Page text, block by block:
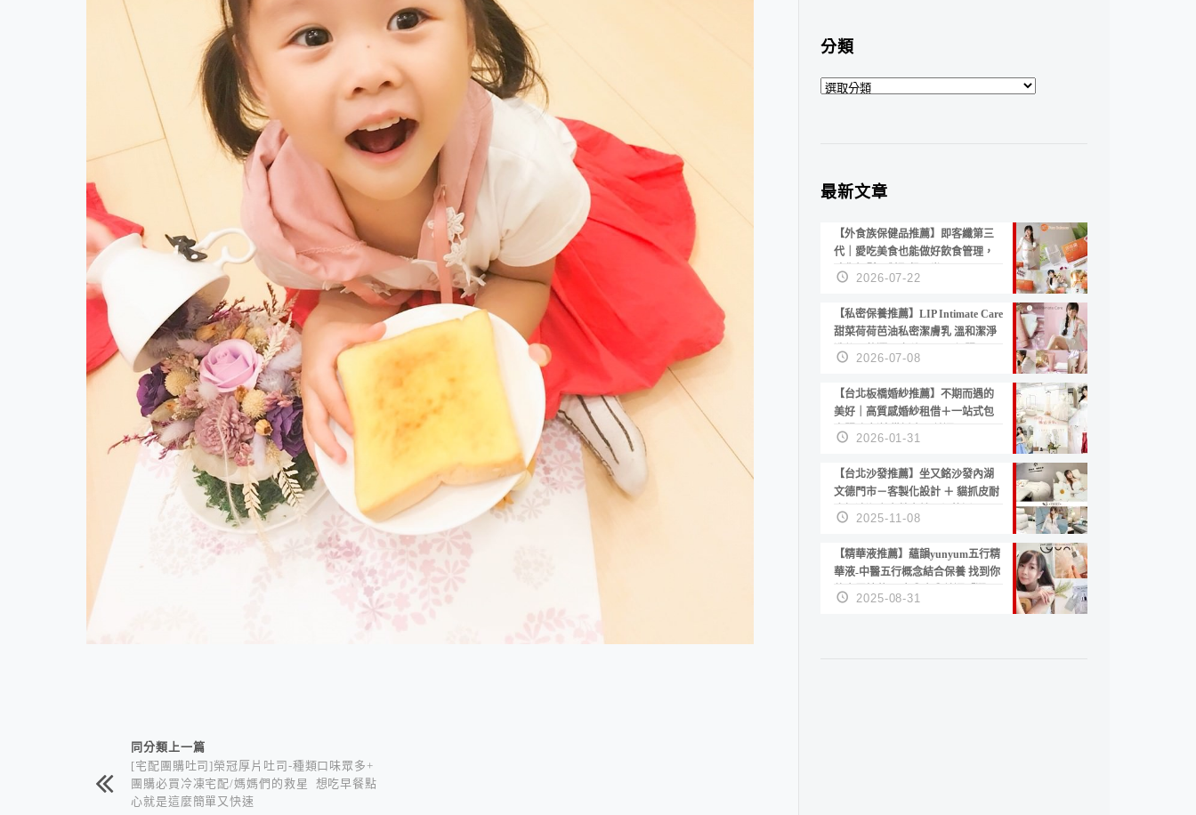
相連文章同分類上一篇
[宅配團購吐司]榮冠厚片吐司-種類口味眾多+
團購必買冷凍宅配/媽媽們的救星 想吃早餐點
心就是這麼簡單又快速
分類
分
最新文章
【外食族保健品推薦】即客纖第三
代｜愛吃美食也能做好飲食管理，
陪你輕鬆面對聚餐日常！
2026-07-22
【私密保養推薦】LIP Intimate Care
甜菜荷荷芭油私密潔膚乳 溫和潔淨
洗後不乾澀 不起泡反而更舒服！
2026-07-08
【台北板橋婚紗推薦】不期而遇的
美好｜高質感婚紗租借＋一站式包
套服務 新娘備婚省心首選！
2026-01-31
【台北沙發推薦】坐又銘沙發內湖
文德門市－客製化設計 ＋ 貓抓皮耐
磨好清潔｜直營直銷、價格透明
高CP值打造夢想居家風格
2025-11-08
【精華液推薦】蘊韻yunyum五行精
華液-中醫五行概念結合保養 找到你
的專屬精華！ 水㊀土㊀就選「潤・
賦精華」維持肌膚剛剛好的平衡
2025-08-31